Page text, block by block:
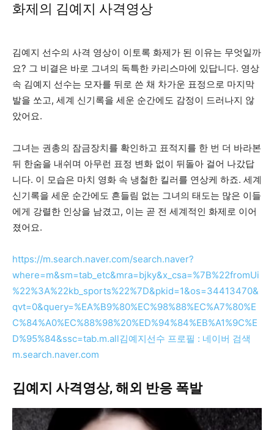
화제의 김예지 사격영상
김예지 선수의 사격 영상이 이토록 화제가 된 이유는 무엇일까
요? 그 비결은 바로 그녀의 독특한 카리스마에 있답니다. 영상
속 김예지 선수는 모자를 뒤로 쓴 채 차가운 표정으로 마지막
발을 쏘고, 세계 신기록을 세운 순간에도 감정이 드러나지 않
았어요.
그녀는 권총의 잠금장치를 확인하고 표적지를 한 번 더 바라본
뒤 한숨을 내쉬며 아무런 표정 변화 없이 뒤돌아 걸어 나갔답
니다. 이 모습은 마치 영화 속 냉철한 킬러를 연상케 하죠. 세계
신기록을 세운 순간에도 흔들림 없는 그녀의 태도는 많은 이들
에게 강렬한 인상을 남겼고, 이는 곧 전 세계적인 화제로 이어
졌어요.
https://m.search.naver.com/search.naver?
where=m&sm=tab_etc&mra=bjky&x_csa=%7B%22fromUi
%22%3A%22kb_sports%22%7D&pkid=1&os=34413470&
qvt=0&query=%EA%B9%80%EC%98%88%EC%A7%80%E
C%84%A0%EC%88%98%20%ED%94%84%EB%A1%9C%E
D%95%84&ssc=tab.m.all김예지선수 프로필 : 네이버 검색
m.search.naver.com
김예지 사격영상, 해외 반응 폭발